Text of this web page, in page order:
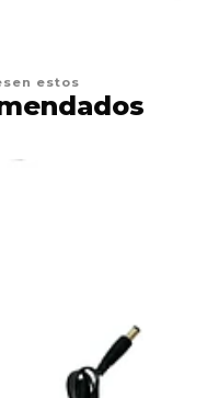
estos